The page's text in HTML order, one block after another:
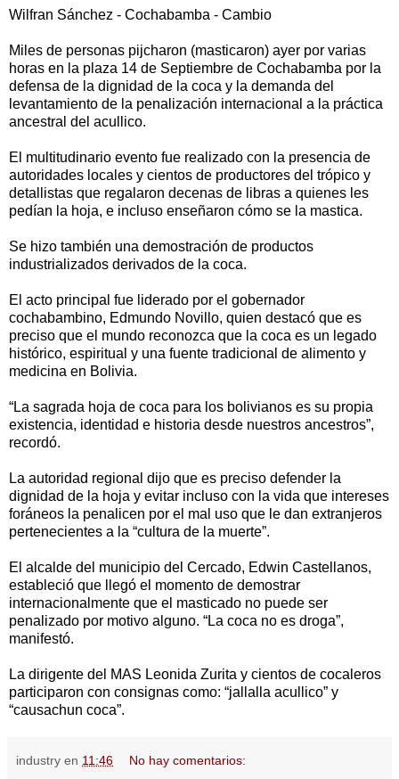
Wilfran Sánchez - Cochabamba - Cambio
Miles de personas pijcharon (masticaron) ayer por varias
horas en la plaza 14 de Septiembre de Cochabamba por la
defensa de la dignidad de la coca y la demanda del
levantamiento de la penalización internacional a la práctica
ancestral del acullico.
El multitudinario evento fue realizado con la presencia de
autoridades locales y cientos de productores del trópico y
detallistas que regalaron decenas de libras a quienes les
pedían la hoja, e incluso enseñaron cómo se la mastica.
Se hizo también una demostración de productos
industrializados derivados de la coca.
El acto principal fue liderado por el gobernador
cochabambino, Edmundo Novillo, quien destacó que es
preciso que el mundo reconozca que la coca es un legado
histórico, espiritual y una fuente tradicional de alimento y
medicina en Bolivia.
“La sagrada hoja de coca para los bolivianos es su propia
existencia, identidad e historia desde nuestros ancestros”,
recordó.
La autoridad regional dijo que es preciso defender la
dignidad de la hoja y evitar incluso con la vida que intereses
foráneos la penalicen por el mal uso que le dan extranjeros
pertenecientes a la “cultura de la muerte”.
El alcalde del municipio del Cercado, Edwin Castellanos,
estableció que llegó el momento de demostrar
internacionalmente que el masticado no puede ser
penalizado por motivo alguno. “La coca no es droga”,
manifestó.
La dirigente del MAS Leonida Zurita y cientos de cocaleros
participaron con consignas como: “jallalla acullico” y
“causachun coca”.
industry en 11:46 No hay comentarios: